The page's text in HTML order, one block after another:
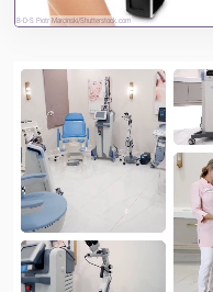
B-D-S Piotr Marcinski/Shutterstock.com